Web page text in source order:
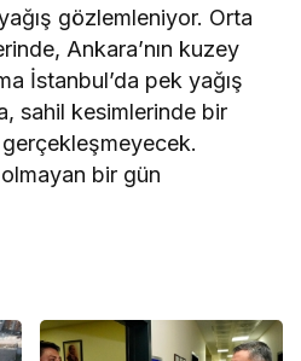
gözlemleniyor. Orta
Ankara’nın kuzey
İstanbul’da pek yağış
sahil kesimlerinde bir
olmayan bir gün